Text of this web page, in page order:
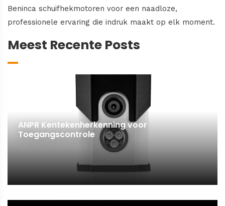
Beninca schuifhekmotoren voor een naadloze,
professionele ervaring die indruk maakt op elk moment.
Meest Recente Posts
ANPR Kentekenherkenning voor
Toegangscontrole